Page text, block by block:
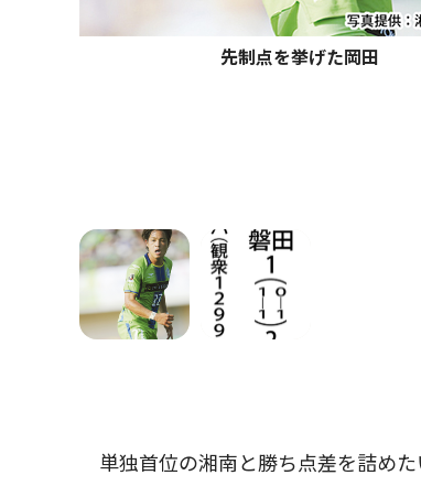
先制点を挙げた岡田
単独首位の湘南と勝ち点差を詰め